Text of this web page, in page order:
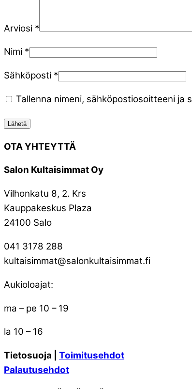
Arviosi *
Nimi *
Sähköposti *
Tallenna nimeni, sähköpostiosoitteeni
OTA YHTEYTTÄ
Salon Kultaisimmat Oy
Vilhonkatu 8, 2. Krs
Kauppakeskus Plaza
24100 Salo
041 3178 288
kultaisimmat@salonkultaisimmat.fi
Aukioloajat:
ma – pe 10 – 19
la 10 – 16
Tietosuoja | Toimitusehdot
Palautusehdot